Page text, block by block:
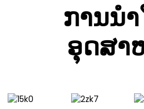
ການນ
ອຸດສາ